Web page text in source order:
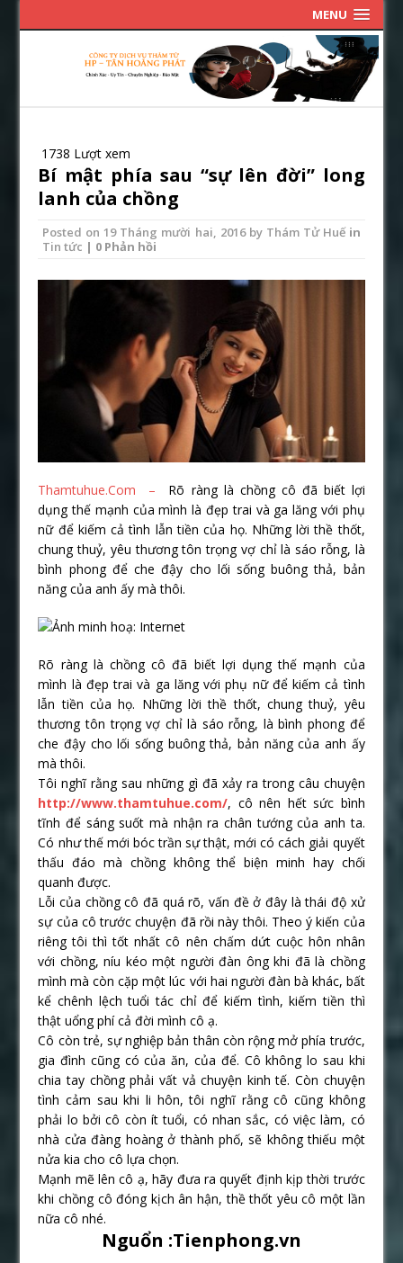
MENU
1738 Lượt xem
Bí mật phía sau “sự lên đời” long
lanh của chồng
Posted on 19 Tháng mười hai, 2016by Thám Tử Huếin
Tin tức | 0 Phản hồi
Thamtuhue.Com – Rõ ràng là chồng cô đã biết lợi
dụng thế mạnh của mình là đẹp trai và ga lăng với phụ
nữ để kiếm cả tình lẫn tiền của họ. Những lời thề thốt,
chung thuỷ, yêu thương tôn trọng vợ chỉ là sáo rỗng, là
bình phong để che đậy cho lối sống buông thả, bản
năng của anh ấy mà thôi.
Rõ ràng là chồng cô đã biết lợi dụng thế mạnh của
mình là đẹp trai và ga lăng với phụ nữ để kiếm cả tình
lẫn tiền của họ. Những lời thề thốt, chung thuỷ, yêu
thương tôn trọng vợ chỉ là sáo rỗng, là bình phong để
che đậy cho lối sống buông thả, bản năng của anh ấy
mà thôi.
Tôi nghĩ rằng sau những gì đã xảy ra trong câu chuyện
http://www.thamtuhue.com/, cô nên hết sức bình
tĩnh để sáng suốt mà nhận ra chân tướng của anh ta.
Có như thế mới bóc trần sự thật, mới có cách giải quyết
thấu đáo mà chồng không thể biện minh hay chối
quanh được.
Lỗi của chồng cô đã quá rõ, vấn đề ở đây là thái độ xử
sự của cô trước chuyện đã rồi này thôi. Theo ý kiến của
riêng tôi thì tốt nhất cô nên chấm dứt cuộc hôn nhân
với chồng, níu kéo một người đàn ông khi đã là chồng
mình mà còn cặp một lúc với hai người đàn bà khác, bất
kể chênh lệch tuổi tác chỉ để kiếm tình, kiếm tiền thì
thật uổng phí cả đời mình cô ạ.
Cô còn trẻ, sự nghiệp bản thân còn rộng mở phía trước,
gia đình cũng có của ăn, của để. Cô không lo sau khi
chia tay chồng phải vất vả chuyện kinh tế. Còn chuyện
tình cảm sau khi li hôn, tôi nghĩ rằng cô cũng không
phải lo bởi cô còn ít tuổi, có nhan sắc, có việc làm, có
nhà cửa đàng hoàng ở thành phố, sẽ không thiếu một
nửa kia cho cô lựa chọn.
Mạnh mẽ lên cô ạ, hãy đưa ra quyết định kịp thời trước
khi chồng cô đóng kịch ân hận, thề thốt yêu cô một lần
nữa cô nhé.
Nguổn :Tienphong.vn